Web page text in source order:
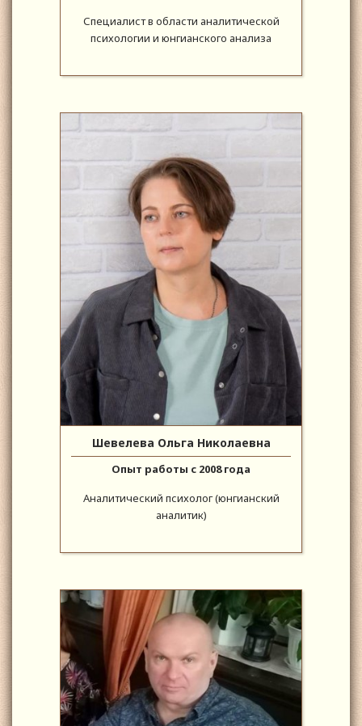
Специалист в области аналитической
психологии и юнгианского анализа
Шевелева Ольга Николаевна
Опыт работы с 2008 года
Аналитический психолог (юнгианский
аналитик)